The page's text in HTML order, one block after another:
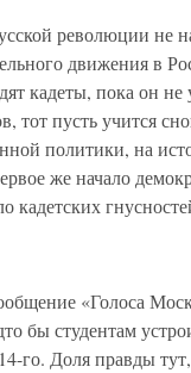
революции не
движения в
кадеты, пока он не
тот пусть учится
политики, на
же начало
кадетских
«Голоса
бы студентам
го. Доля правды тут,